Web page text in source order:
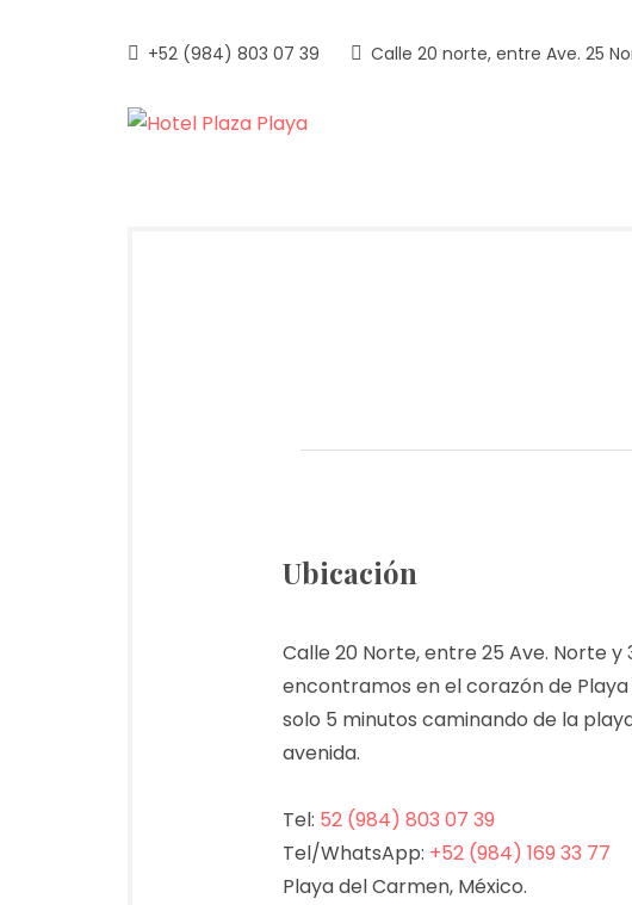
+52 (984) 803 07 39 Calle 20 norte, entre Ave. 25
HOTEL
Ubicación
Calle 20 Norte, entre 25 Ave. Norte y
encontramos en el corazón de
solo 5 minutos caminando de la
avenida.
Tel: 52 (984) 803 07 39
Tel/WhatsApp: +52 (984) 169 33 77
Playa del Carmen, México.